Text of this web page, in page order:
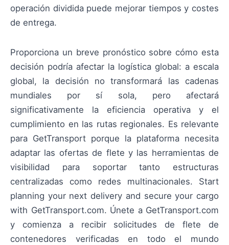
operación dividida puede mejorar tiempos y costes
de entrega.
Proporciona un breve pronóstico sobre cómo esta
decisión podría afectar la logística global: a escala
global, la decisión no transformará las cadenas
mundiales por sí sola, pero afectará
significativamente la eficiencia operativa y el
cumplimiento en las rutas regionales. Es relevante
para GetTransport porque la plataforma necesita
adaptar las ofertas de flete y las herramientas de
visibilidad para soportar tanto estructuras
centralizadas como redes multinacionales. Start
planning your next delivery and secure your cargo
with GetTransport.com. Únete a GetTransport.com
y comienza a recibir solicitudes de flete de
contenedores verificadas en todo el mundo